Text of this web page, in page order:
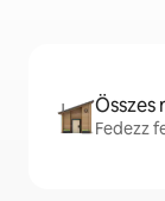
Összes
Fedezz